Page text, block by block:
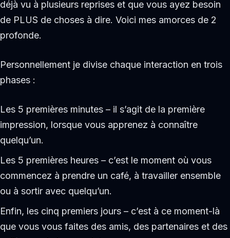
déjà vu à plusieurs reprises et que vous ayez besoin
de PLUS de choses à dire. Voici mes amorces de 2
profonde.
Personnellement je divise chaque interaction en trois
phases :
Les 5 premières minutes – il s’agit de la première
impression, lorsque vous apprenez à connaître
quelqu’un.
Les 5 premières heures – c’est le moment où vous
commencez à prendre un café, à travailler ensemble
ou à sortir avec quelqu’un.
Enfin, les cinq premiers jours – c’est à ce moment-là
que vous vous faites des amis, des partenaires et des